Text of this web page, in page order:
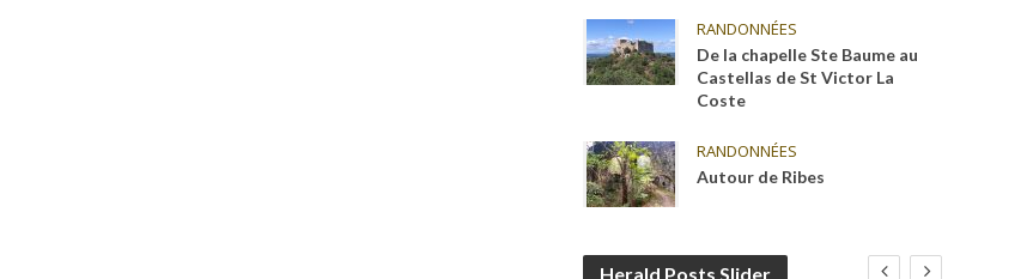
RANDONNÉES
De la chapelle Ste Baume au
Castellas de St Victor La
Coste
RANDONNÉES
Autour de Ribes
Herald Posts Slider